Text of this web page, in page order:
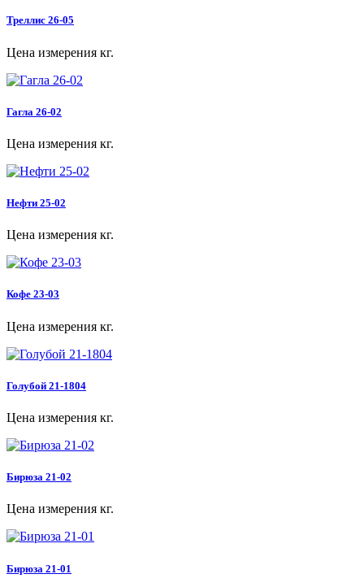
Треллис 26-05
Цена измерения кг.
Гагла 26-02
Цена измерения кг.
Нефти 25-02
Цена измерения кг.
Кофе 23-03
Цена измерения кг.
Голубой 21-1804
Цена измерения кг.
Бирюза 21-02
Цена измерения кг.
Бирюза 21-01